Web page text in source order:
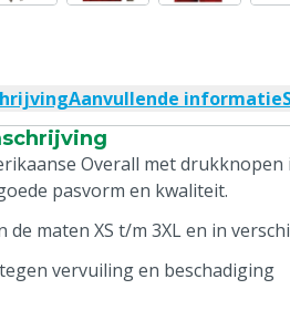
Aanvullende informatie
Overall met
pasvorm en kwaliteit.
de maten XS t/m 3XL en in
vervuiling en beschadiging